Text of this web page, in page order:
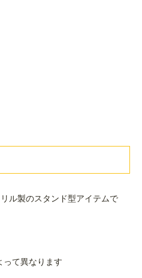
ル製のスタンド型アイテムで
て異なります